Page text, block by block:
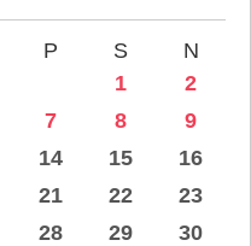
P S
N
1
2
7 8
9
14 15
16
21 22
23
28 29
30